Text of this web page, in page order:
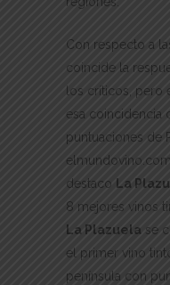
Con respecto a
coincide la
los críticos, pero
esa coincidencia
puntuaciones de
destaco
La
8 mejores vinos
La Plazuela se
el primer vino
península con